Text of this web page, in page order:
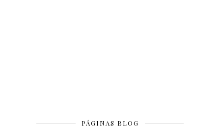
PÁGINAS BLOG